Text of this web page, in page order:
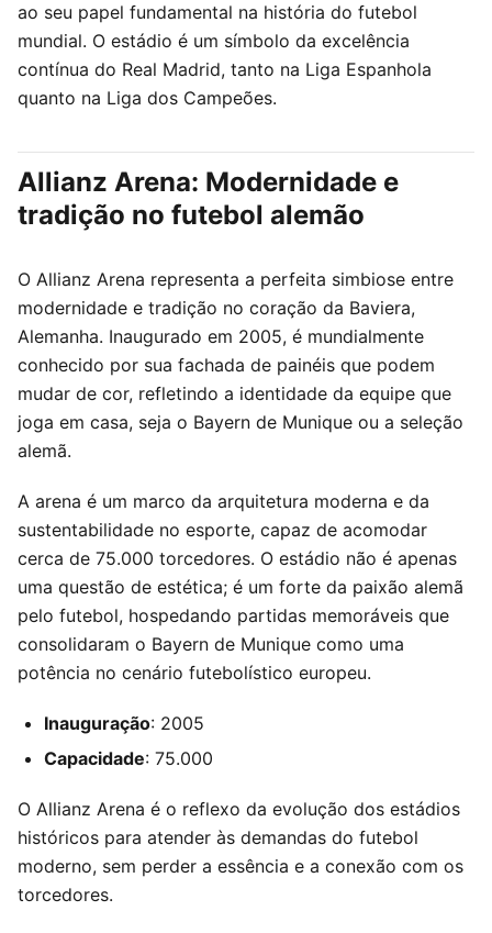
ao seu papel fundamental na história do futebol
mundial. O estádio é um símbolo da excelência
contínua do Real Madrid, tanto na Liga Espanhola
quanto na Liga dos Campeões.
Allianz Arena: Modernidade e
tradição no futebol alemão
O Allianz Arena representa a perfeita simbiose entre
modernidade e tradição no coração da Baviera,
Alemanha. Inaugurado em 2005, é mundialmente
conhecido por sua fachada de painéis que podem
mudar de cor, refletindo a identidade da equipe que
joga em casa, seja o Bayern de Munique ou a seleção
alemã.
A arena é um marco da arquitetura moderna e da
sustentabilidade no esporte, capaz de acomodar
cerca de 75.000 torcedores. O estádio não é apenas
uma questão de estética; é um forte da paixão alemã
pelo futebol, hospedando partidas memoráveis que
consolidaram o Bayern de Munique como uma
potência no cenário futebolístico europeu.
Inauguração: 2005
Capacidade: 75.000
O Allianz Arena é o reflexo da evolução dos estádios
históricos para atender às demandas do futebol
moderno, sem perder a essência e a conexão com os
torcedores.